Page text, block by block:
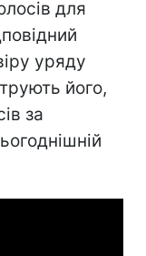
для
уряду
його,
за